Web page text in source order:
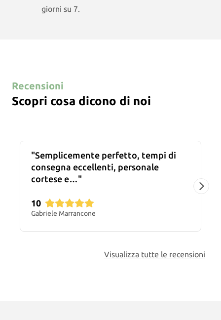
giorni su 7.
Recensioni
Scopri cosa dicono di noi
Semplicemente perfetto, tempi di
consegna eccellenti, personale
cortese e…
10
Gabriele Marrancone
Visualizza tutte le recensioni